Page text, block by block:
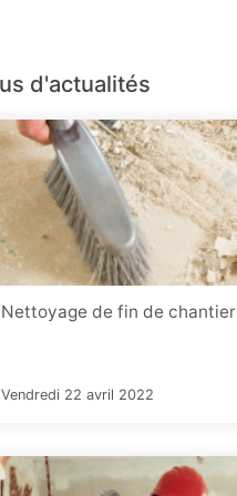
d'actualités
Nettoyage de fin de chantier
Vendredi 22 avril 2022